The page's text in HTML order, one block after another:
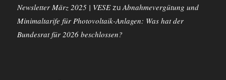
Newsletter März 2025 | VESEzu Abnahmevergütung und
Minimaltarife für Photovoltaik-Anlagen: Was hat der
Bundesrat für 2026 beschlossen?